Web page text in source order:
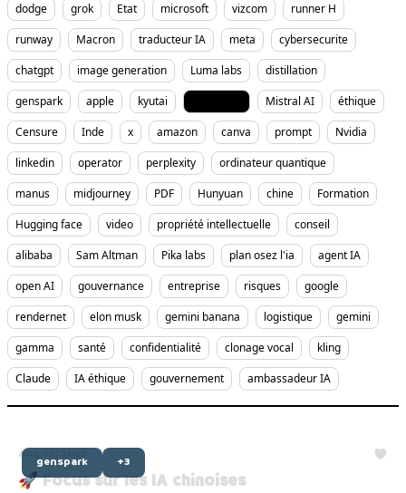
dodge grok Etat microsoft vizcom
runner H
runway
Macron traducteur IA meta
cybersecurite
chatgpt
image generation Luma labs
distillation
genspark
apple kyutai Mistral AI
éthique
Censure
Inde x amazon canva prompt
Nvidia
linkedin
operator perplexity
ordinateur quantique
manus
midjourney PDF Hunyuan chine
Formation
Hugging face
video propriété intellectuelle
conseil
alibaba
Sam Altman Pika labs plan osez l'ia
agent IA
open AI
gouvernance entreprise risques
google
rendernet
elon musk gemini banana logistique
gemini
gamma
santé confidentialité clonage vocal
kling
Claude
IA éthique gouvernement ambassadeur IA
genspark +3
Aug 27, 2025
🚀 Focus sur les IA chinoises